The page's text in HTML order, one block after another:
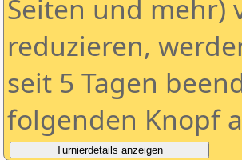
Seiten und mehr)
reduzieren,
seit 5 Tagen
folgenden Knopf